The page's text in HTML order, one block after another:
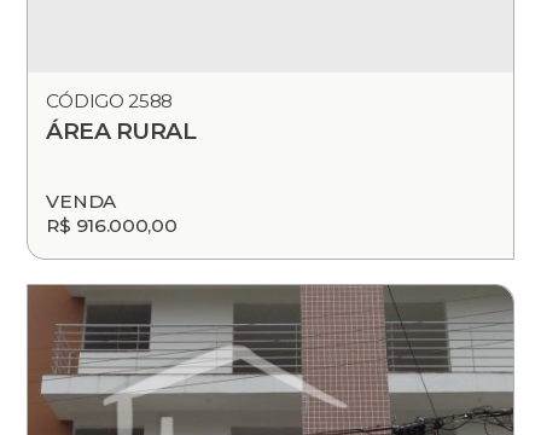
CÓDIGO 2588
ÁREA RURAL
VENDA
R$ 916.000,00